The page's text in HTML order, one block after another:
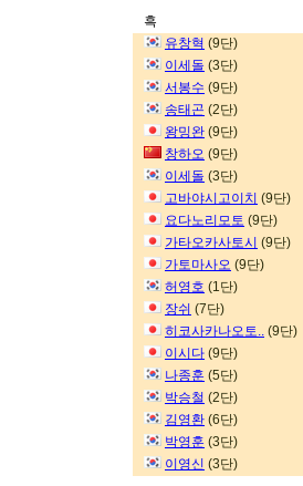
흑
유창혁 (9단)
이세돌 (3단)
서봉수 (9단)
송태곤 (2단)
왕밍완 (9단)
창하오 (9단)
이세돌 (3단)
고바야시고이치 (9단)
요다노리모토 (9단)
가타오카사토시 (9단)
가토마사오 (9단)
허영호 (1단)
장쉬 (7단)
히코사카나오토.. (9단)
이시다 (9단)
나종훈 (5단)
박승철 (2단)
김영환 (6단)
박영훈 (3단)
이영신 (3단)